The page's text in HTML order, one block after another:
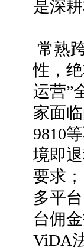
是深
常熟
性，
运营”
家面
9810
境即
要求
多平
台佣
ViDA